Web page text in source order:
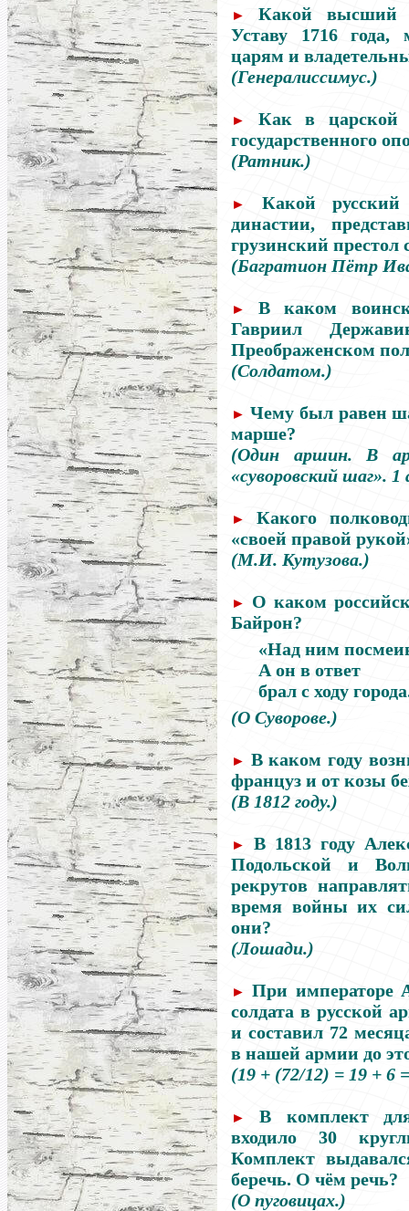
►
Какой высший
Уставу 1716 года,
царям и
(Генералиссимус.)
►
Как в царской
государственного
(Ратник.)
►
Какой
династии,
грузинский
(Багратион Пётр
►
В каком
Гавриил
Преображенском
(Солдатом.)
► Чему был равен
марше?
(Один аршин. В
«суворовский шаг».
►
Какого
«своей правой
(М.И. Кутузова.)
►
О каком
Байрон?
«Над ним
А он в ответ
брал с ходу
(О Суворове.)
► В каком году
француз и от козы
(В 1812 году.)
►
В 1813 году
Подольской и
рекрутов
время войны их
они?
(Лошади.)
► При императоре
солдата в русской
и составил 72
в нашей армии до
(19 + (72/12) = 19 + 6
►
В комплект
входило 30
Комплект
беречь. О чём речь?
(О пуговицах.)